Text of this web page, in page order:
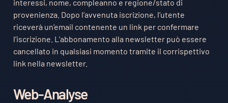
interessi, nome, compleanno e regione/stato di
provenienza. Dopo l’avvenuta iscrizione, l’utente
riceverà un’email contenente un link per confermare
l’iscrizione. L’abbonamento alla newsletter può essere
cancellato in qualsiasi momento tramite il corrispettivo
link nella newsletter.
Web-Analyse